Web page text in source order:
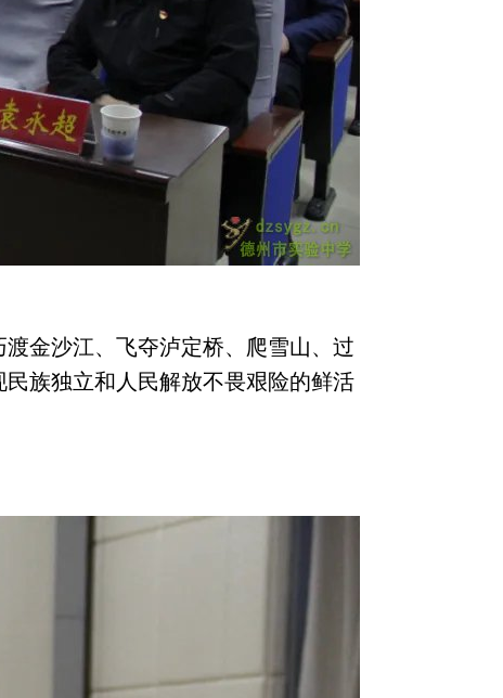
金沙江、飞夺泸定桥、爬雪山、过
族独立和人民解放不畏艰险的鲜活